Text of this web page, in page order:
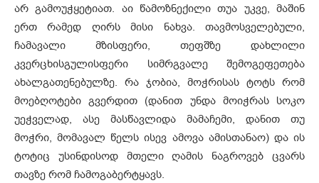
არ გამოუჭყეტიათ. აი წამოზნექილი თუა უკვე, მაშინ
ერთ რამედ ღირს მისი ნახვა. თავმოსველებული,
ჩამავალი მზისფერი, თეფშზე დახლილი
კვერცხისგულისფერი სიმრგვალე შემოგეფეთება
ახალგათენებულზე. რა ჯობია, მოჭრისას ტოტს რომ
მოებღოტები გვერდით (დანით უნდა მოიჭრას სოკო
უეჭველად, ასე მასწავლიდა მამაჩემი, დანით თუ
მოჭრი, მომავალ წელს ისევ ამოვა ამისთანაო) და ის
ტოტიც უსინდისოდ მთელი ღამის ნაგროვებ ცვარს
თავზე რომ ჩამოგაბერტყავს.